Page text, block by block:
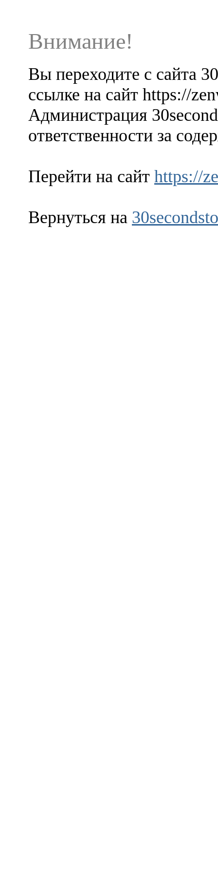
Внимание!
Вы переходите с сайта
ссылке на сайт https://
Администрация
ответственности за
Перейти на сайт https://
Вернуться на